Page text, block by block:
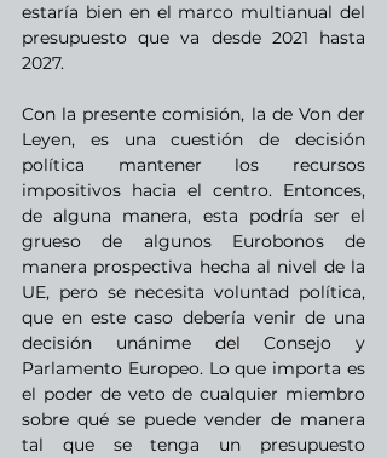
estaría bien en el marco multianual del
presupuesto que va desde 2021 hasta
2027.
Con la presente comisión, la de Von der
Leyen, es una cuestión de decisión
política mantener los recursos
impositivos hacia el centro. Entonces,
de alguna manera, esta podría ser el
grueso de algunos Eurobonos de
manera prospectiva hecha al nivel de la
UE, pero se necesita voluntad política,
que en este caso debería venir de una
decisión unánime del Consejo y
Parlamento Europeo. Lo que importa es
el poder de veto de cualquier miembro
sobre qué se puede vender de manera
tal que se tenga un presupuesto